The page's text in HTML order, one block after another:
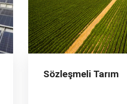
Sözleşmeli Tarım